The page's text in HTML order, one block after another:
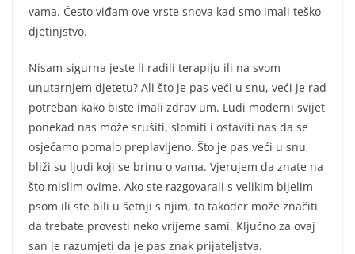
vama. Često viđam ove vrste snova kad smo imali teško
djetinjstvo.
Nisam sigurna jeste li radili terapiju ili na svom
unutarnjem djetetu? Ali što je pas veći u snu, veći je rad
potreban kako biste imali zdrav um. Ludi moderni svijet
ponekad nas može srušiti, slomiti i ostaviti nas da se
osjećamo pomalo preplavljeno. Što je pas veći u snu,
bliži su ljudi koji se brinu o vama. Vjerujem da znate na
što mislim ovime. Ako ste razgovarali s velikim bijelim
psom ili ste bili u šetnji s njim, to također može značiti
da trebate provesti neko vrijeme sami. Ključno za ovaj
san je razumjeti da je pas znak prijateljstva.